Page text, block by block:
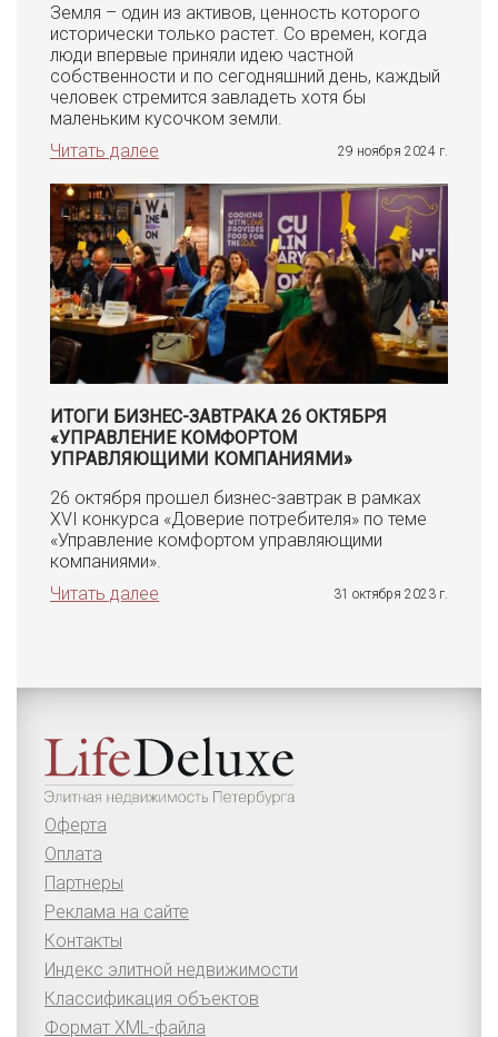
Земля – один из активов, ценность которого
исторически только растет. Со времен, когда
люди впервые приняли идею частной
собственности и по сегодняшний день, каждый
человек стремится завладеть хотя бы
маленьким кусочком земли.
Читать далее
29 ноября 2024 г.
ИТОГИ БИЗНЕС-ЗАВТРАКА 26 ОКТЯБРЯ
«УПРАВЛЕНИЕ КОМФОРТОМ
УПРАВЛЯЮЩИМИ КОМПАНИЯМИ»
26 октября прошел бизнес-завтрак в рамках
XVI конкурса «Доверие потребителя» по теме
«Управление комфортом управляющими
компаниями».
Читать далее
31 октября 2023 г.
Оферта
Оплата
Партнеры
Реклама на сайте
Контакты
Индекс элитной недвижимости
Классификация объектов
Формат XML-файла